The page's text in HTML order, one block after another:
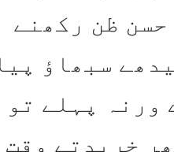
ظن رکھنے
سبھاؤ
ورنہ پہلے تو
خریدتے وقت